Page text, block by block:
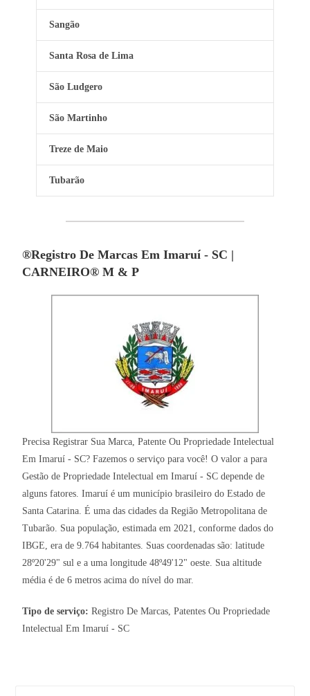
Sangão
Santa Rosa de Lima
São Ludgero
São Martinho
Treze de Maio
Tubarão
®Registro De Marcas Em Imaruí - SC |
CARNEIRO® M & P
Precisa Registrar Sua Marca, Patente Ou Propriedade Intelectual
Em Imaruí - SC? Fazemos o serviço para você! O valor a para
Gestão de Propriedade Intelectual em Imaruí - SC depende de
alguns fatores. Imaruí é um município brasileiro do Estado de
Santa Catarina. É uma das cidades da Região Metropolitana de
Tubarão. Sua população, estimada em 2021, conforme dados do
IBGE, era de 9.764 habitantes. Suas coordenadas são: latitude
28º20'29" sul e a uma longitude 48º49'12" oeste. Sua altitude
média é de 6 metros acima do nível do mar.
Tipo de serviço:Registro De Marcas, Patentes Ou Propriedade
Intelectual Em Imaruí - SC